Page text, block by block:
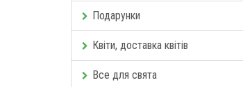
Подарунки
Квіти, доставка квітів
Все для свята